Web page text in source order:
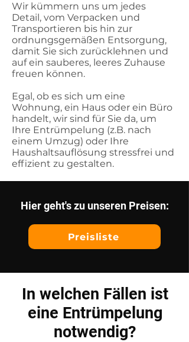
Wir kümmern uns um jedes
Detail, vom Verpacken und
Transportieren bis hin zur
ordnungsgemäßen Entsorgung,
damit Sie sich zurücklehnen und
auf ein sauberes, leeres Zuhause
freuen können.
Egal, ob es sich um eine
Wohnung, ein Haus oder ein Büro
handelt, wir sind für Sie da, um
Ihre Entrümpelung (z.B. nach
einem Umzug) oder Ihre
Haushaltsauflösung stressfrei und
effizient zu gestalten.
Hier geht's zu unseren Preisen:
Preisliste
In welchen Fällen ist
eine Entrümpelung
notwendig?